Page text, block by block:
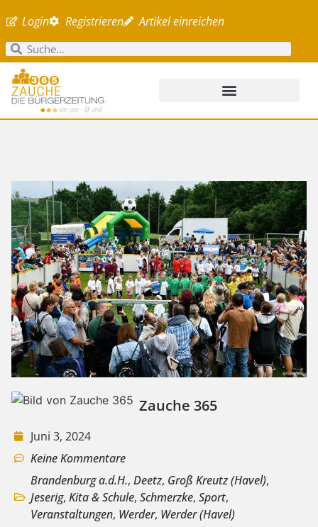
Login Registrieren Artikel einreichen
Zauche 365
Juni 3, 2024
Keine Kommentare
Brandenburg a.d.H., Deetz, Groß Kreutz (Havel),
Jeserig, Kita & Schule, Schmerzke, Sport,
Veranstaltungen, Werder, Werder (Havel)